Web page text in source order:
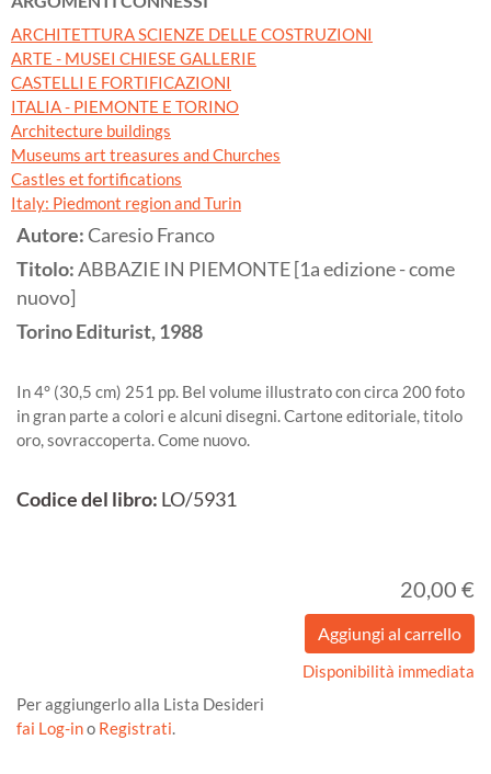
ARCHITETTURA SCIENZE DELLE COSTRUZIONI
ARTE - MUSEI CHIESE GALLERIE
CASTELLI E FORTIFICAZIONI
ITALIA - PIEMONTE E TORINO
Architecture buildings
Museums art treasures and Churches
Castles et fortifications
Italy: Piedmont region and Turin
Autore:Caresio Franco
Titolo:ABBAZIE IN PIEMONTE [1a edizione - come
nuovo]
TorinoEditurist,1988
In 4° (30,5 cm) 251 pp. Bel volume illustrato con circa 200 foto
in gran parte a colori e alcuni disegni. Cartone editoriale, titolo
oro, sovraccoperta. Come nuovo.
Codice del libro: LO/5931
20,00 €
Disponibilità immediata
Per aggiungerlo alla Lista Desideri
fai Log-ino Registrati.